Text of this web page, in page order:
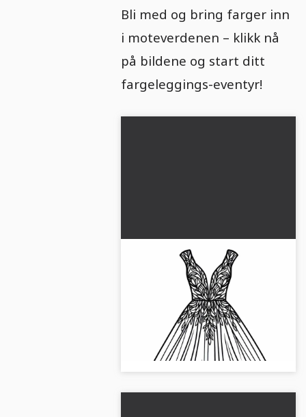
Bli med og bring farger inn
i moteverdenen – klikk nå
på bildene og start ditt
fargeleggings-eventyr!
Fargelegging av en
kveldsdrakt - Gratis klær til
Bli forelsket i vårt gratis
fargeleggingsbilde av en stilfull
kveldskjole. Last ned nå og vær
kreativ!...